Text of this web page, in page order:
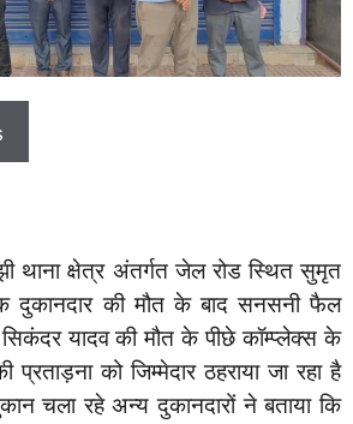
थाना क्षेत्र अंतर्गत जेल रोड स्थित सुमृत
दुकानदार की मौत के बाद सनसनी फैल
यादव की मौत के पीछे कॉम्प्लेक्स के
को जिम्मेदार ठहराया जा रहा है
चला रहे अन्य दुकानदारों ने बताया कि